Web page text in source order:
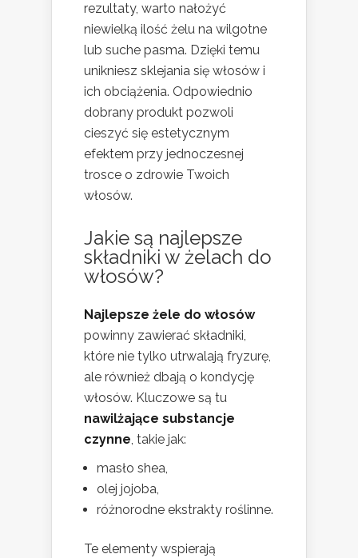
rezultaty, warto nałożyć
niewielką ilość żelu na wilgotne
lub suche pasma. Dzięki temu
unikniesz sklejania się włosów i
ich obciążenia. Odpowiednio
dobrany produkt pozwoli
cieszyć się estetycznym
efektem przy jednoczesnej
trosce o zdrowie Twoich
włosów.
Jakie są najlepsze
składniki w żelach do
włosów?
Najlepsze żele do włosów
powinny zawierać składniki,
które nie tylko utrwalają fryzurę,
ale również dbają o kondycję
włosów. Kluczowe są tu
nawilżające substancje
czynne, takie jak:
masło shea,
olej jojoba,
różnorodne ekstrakty roślinne.
Te elementy wspierają